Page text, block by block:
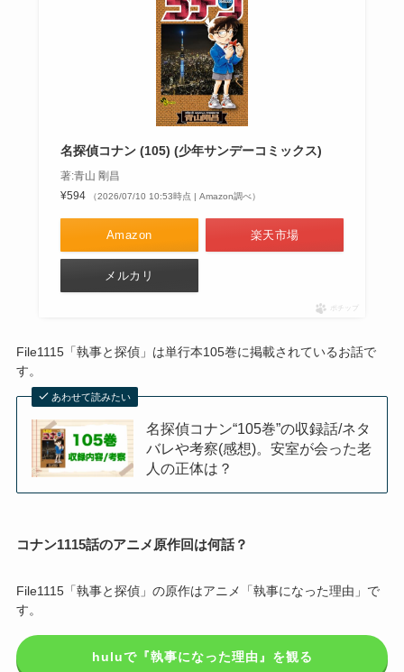
名探偵コナン (105) (少年サンデーコミックス)
著:青山 剛昌
¥594
（2026/07/10 10:53時点 | Amazon調べ）
Amazon 楽天市場
メルカリ
ポチップ
File1115「執事と探偵」は単行本105巻に掲載されているお話で
す。
あわせて読みたい
名探偵コナン“105巻”の収録話/ネタ
バレや考察(感想)。安室が会った老
人の正体は？
コナン1115話のアニメ原作回は何話？
File1115「執事と探偵」の原作はアニメ「執事になった理由」で
す。
huluで『執事になった理由』を観る